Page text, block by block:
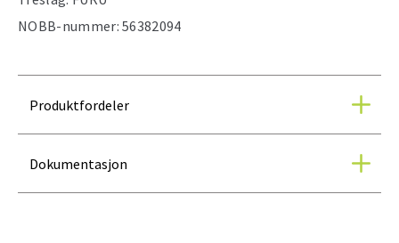
NOBB-nummer:56382094
Produktfordeler
Dokumentasjon